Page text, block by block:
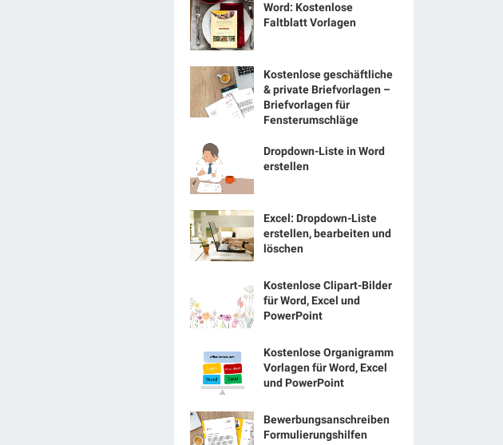
Word: Kostenlose
Faltblatt Vorlagen
Kostenlose geschäftliche
& private Briefvorlagen –
Briefvorlagen für
Fensterumschläge
Dropdown-Liste in Word
erstellen
Excel: Dropdown-Liste
erstellen, bearbeiten und
löschen
Kostenlose Clipart-Bilder
für Word, Excel und
PowerPoint
Kostenlose Organigramm
Vorlagen für Word, Excel
und PowerPoint
Bewerbungsanschreiben
Formulierungshilfen